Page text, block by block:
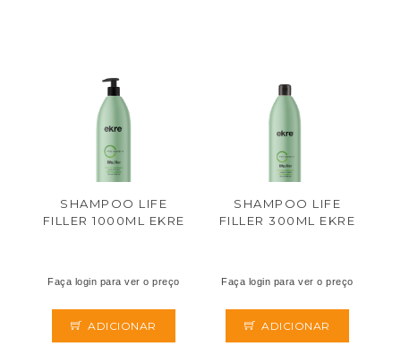
SHAMPOO LIFE
FILLER 1000ML EKRE
Faça login para ver o preço
ADICIONAR
SHAMPOO LIFE
FILLER 300ML EKRE
Faça login para ver o preço
ADICIONAR